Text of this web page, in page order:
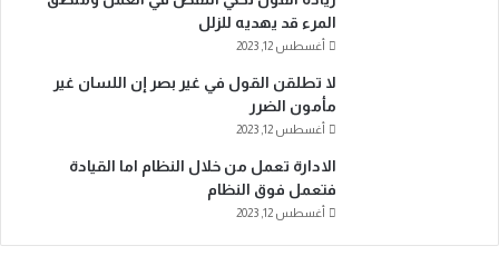
المرء قد يهديه للزلل
أغسطس 12, 2023
لا تطلقن القول في غير بصر إن اللسان غير
مأمون الضرر
أغسطس 12, 2023
الادارة تعمل من خلال النظام اما القيادة
فتعمل فوق النظام
أغسطس 12, 2023